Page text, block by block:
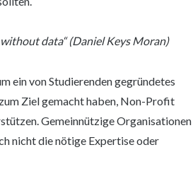
data“ (Daniel Keys Moran)
ein von Studierenden gegründetes
Ziel gemacht haben, Non-Profit
Gemeinnützige Organisationen
nicht die nötige Expertise oder